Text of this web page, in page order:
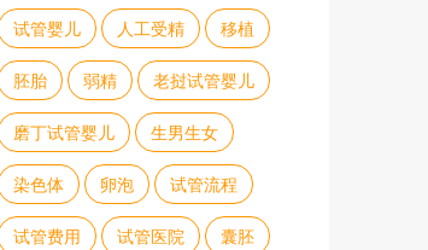
试管婴儿 人工受精 移植
胚胎 弱精 老挝试管婴儿
磨丁试管婴儿 生男生女
染色体 卵泡 试管流程
试管费用 试管医院 囊胚